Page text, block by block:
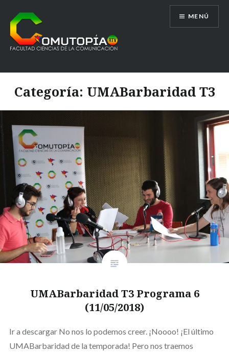
contenido
Comutopía RTV
MENÚ
Categoría: UMABarbaridad T3
UMABarbaridad T3 Programa 6
(11/05/2018)
Ir a descargar No nos lo podemos creer. ¡Noooo! ¡El último
UMABarbaridad de la temporada! Pero nos traemos